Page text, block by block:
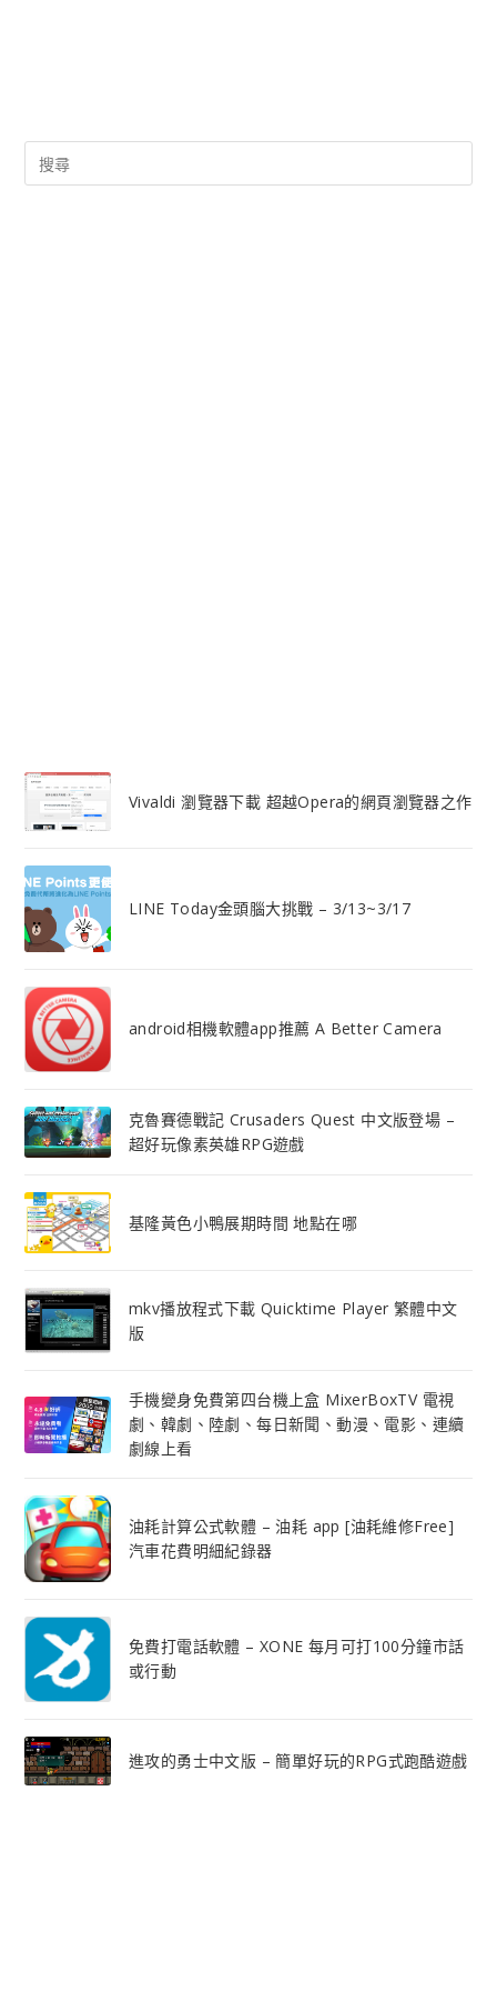
Vivaldi 瀏覽器下載 超越Opera的網頁瀏覽器之作
LINE Today金頭腦大挑戰 – 3/13~3/17
android相機軟體app推薦 A Better Camera
克魯賽德戰記 Crusaders Quest 中文版登場 –
超好玩像素英雄RPG遊戲
基隆黃色小鴨展期時間 地點在哪
mkv播放程式下載 Quicktime Player 繁體中文
版
手機變身免費第四台機上盒 MixerBoxTV 電視
劇、韓劇、陸劇、每日新聞、動漫、電影、連續
劇線上看
油耗計算公式軟體 – 油耗 app [油耗維修Free]
汽車花費明細紀錄器
免費打電話軟體 – XONE 每月可打100分鐘市話
或行動
進攻的勇士中文版 – 簡單好玩的RPG式跑酷遊戲